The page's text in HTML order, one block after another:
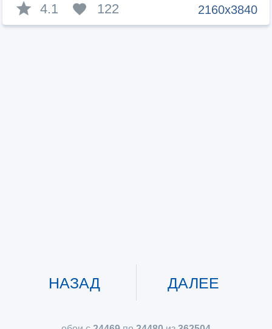
2160x3840
4.1 122
НАЗАД ДАЛЕЕ